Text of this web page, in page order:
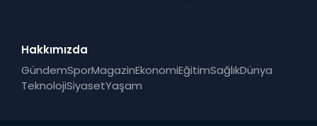
Hakkımızda
GündemSporMagazinEkonomiEğitimSağlıkDünya
TeknolojiSiyasetYaşam